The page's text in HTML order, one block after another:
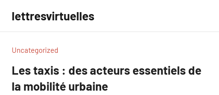
contenu
lettresvirtuelles
Uncategorized
Les taxis : des acteurs essentiels de
la mobilité urbaine